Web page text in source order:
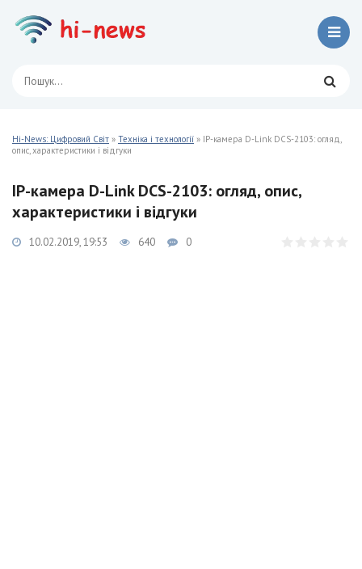
Hi-News: Цифровий Світ » Техніка і технології » IP-камера D-Link DCS-2103: огляд,
опис, характеристики і відгуки
IP-камера D-Link DCS-2103: огляд, опис,
характеристики і відгуки
10.02.2019, 19:53 640 0